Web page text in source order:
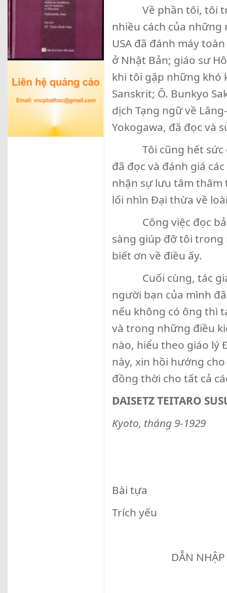
Về phần tôi, tôi
nhiều cách của
USA đã đánh máy
ở Nhật Bản; giáo sư
khi tôi gặp những khó
Sanskrit; Ô. Bunkyo
dịch Tạng ngữ về
Yokogawa, đã đọc và
Tôi cũng hết sức
đã đọc và đánh giá
nhận sự lưu tâm thâm
lối nhìn Đại thừa về
Công việc đọc bản
sàng giúp đỡ tôi trong
biết ơn về điều ấy.
Cuối cùng, tác giả
người bạn của mình
nếu không có ông thì
và trong những điều
nào, hiểu theo giáo lý
này, xin hồi hướng
đồng thời cho tất cả
DAISETZ TEITARO
Kyoto, tháng 9-1929
Bài tựa
Trích yếu
DẪN